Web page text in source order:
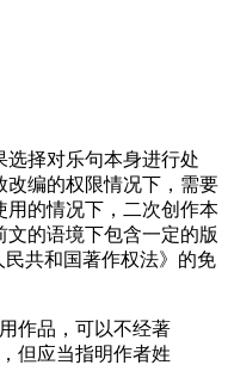
择对乐句本身进行处
改编的权限情况下，需要
用的情况下，二次创作本
的语境下包含一定的版
共和国著作权法》的免
作品，可以不经著
但应当指明作者姓